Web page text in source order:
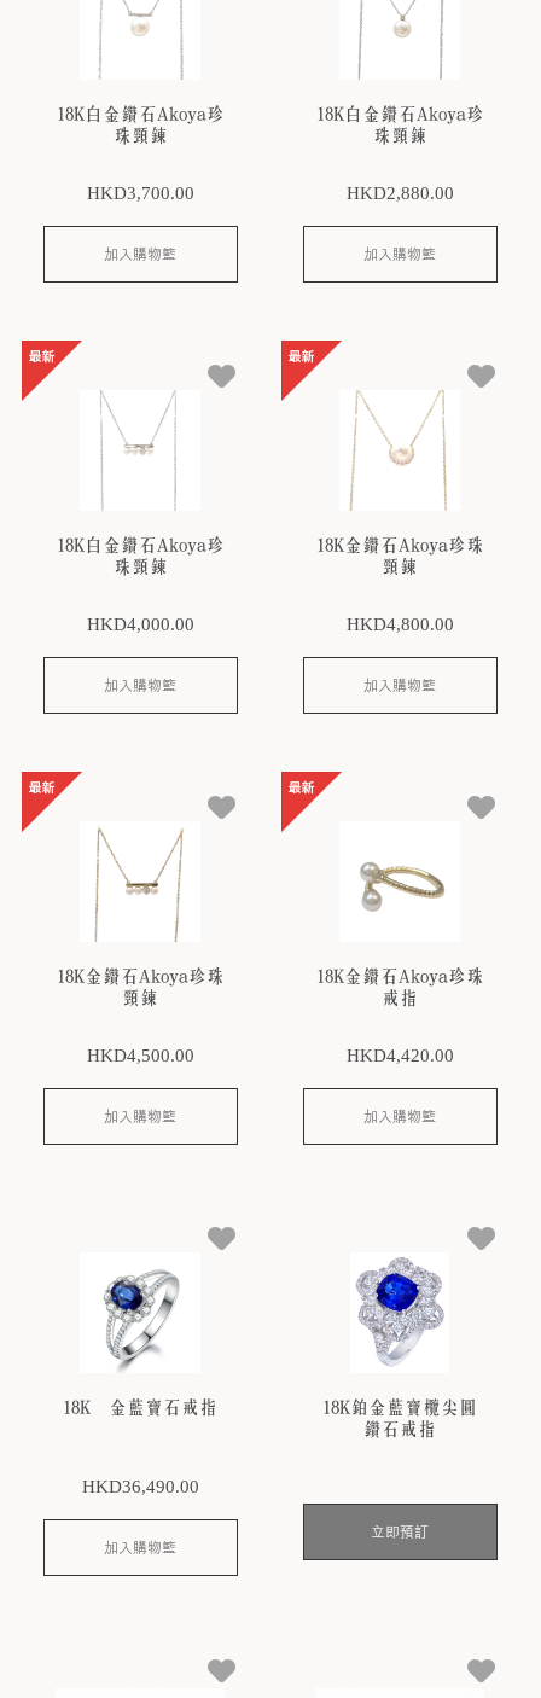
18K白金鑽石Akoya珍
珠頸鍊
HKD3,700.00
加入購物籃
18K白金鑽石Akoya珍
珠頸鍊
HKD2,880.00
加入購物籃
18K白金鑽石Akoya珍
珠頸鍊
HKD4,000.00
加入購物籃
18K金鑽石Akoya珍珠
頸鍊
HKD4,800.00
加入購物籃
18K金鑽石Akoya珍珠
頸鍊
HKD4,500.00
加入購物籃
18K金鑽石Akoya珍珠
戒指
HKD4,420.00
加入購物籃
18K銆金藍寶石戒指
HKD36,490.00
加入購物籃
18K鉑金藍寶欖尖圓
鑽石戒指
立即預訂